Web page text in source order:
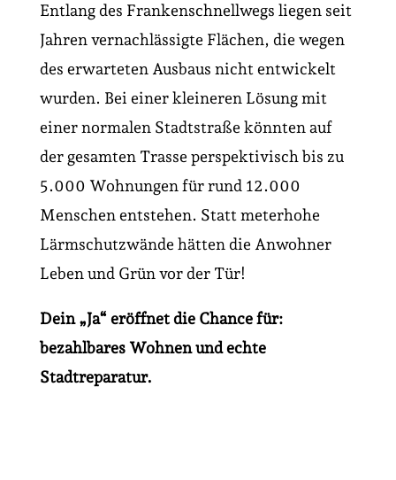
Entlang des Frankenschnellwegs liegen seit
Jahren vernachlässigte Flächen, die wegen
des erwarteten Ausbaus nicht entwickelt
wurden. Bei einer kleineren Lösung mit
einer normalen Stadtstraße könnten auf
der gesamten Trasse perspektivisch bis zu
5.000 Wohnungen für rund 12.000
Menschen entstehen. Statt meterhohe
Lärmschutzwände hätten die Anwohner
Leben und Grün vor der Tür!
Dein „Ja“ eröffnet die Chance für:
bezahlbares Wohnen und echte
Stadtreparatur.